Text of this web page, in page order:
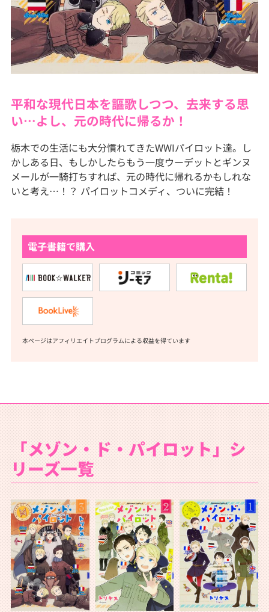
平和な現代日本を謳歌しつつ、去来する思
い…よし、元の時代に帰るか！
栃木での生活にも大分慣れてきたWWIパイロット達。し
かしある日、もしかしたらもう一度ウーデットとギンヌ
メールが一騎打ちすれば、元の時代に帰れるかもしれな
いと考え…！？ パイロットコメディ、ついに完結！
電子書籍で購入
本ページはアフィリエイトプログラムによる収益を得ています
「メゾン・ド・パイロット」シ
リーズ一覧